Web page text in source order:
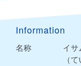
Information
名称
イ
（